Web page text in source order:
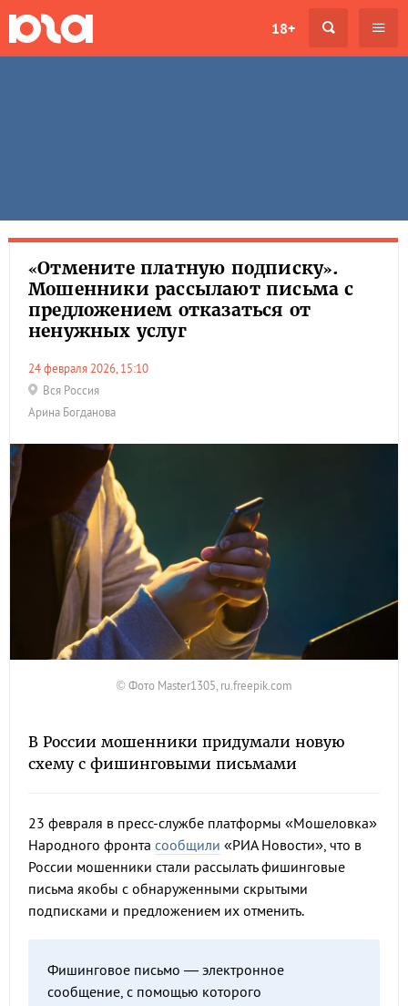
18+
«Отмените платную подписку».
Мошенники рассылают письма с
предложением отказаться от
ненужных услуг
24 февраля 2026, 15:10
Вся Россия
Арина Богданова
© Фото Master1305, ru.freepik.com
В России мошенники придумали новую
схему с фишинговыми письмами
23 февраля в пресс-службе платформы «Мошеловка»
Народного фронта сообщили «РИА Новости», что в
России мошенники стали рассылать фишинговые
письма якобы с обнаруженными скрытыми
подписками и предложением их отменить.
Фишинговое письмо — электронное
сообщение, с помощью которого